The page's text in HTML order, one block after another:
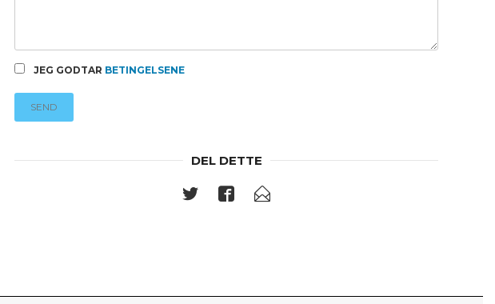
JEG GODTAR BETINGELSENE
SEND
DEL DETTE